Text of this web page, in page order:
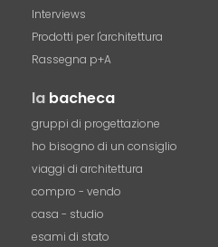
Interviews
Prodotti per l'architettura
Rassegna p+A
la bacheca
gruppi di progettazione
ho bisogno di un consiglio
viaggi di architettura
compro - vendo
casa - studio
esami di stato